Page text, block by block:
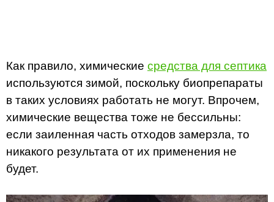
Как правило, химические средства для септика
используются зимой, поскольку биопрепараты
в таких условиях работать не могут. Впрочем,
химические вещества тоже не бессильны:
если заиленная часть отходов замерзла, то
никакого результата от их применения не
будет.